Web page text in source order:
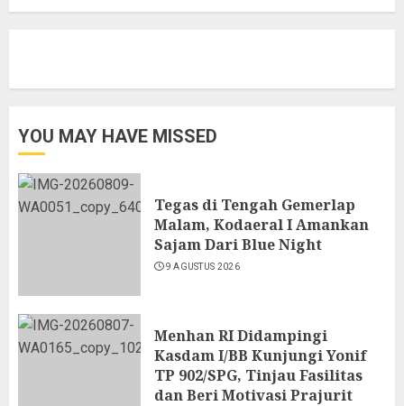
YOU MAY HAVE MISSED
Tegas di Tengah Gemerlap
Malam, Kodaeral I Amankan
Sajam Dari Blue Night
9 AGUSTUS 2026
Menhan RI Didampingi
Kasdam I/BB Kunjungi Yonif
TP 902/SPG, Tinjau Fasilitas
dan Beri Motivasi Prajurit